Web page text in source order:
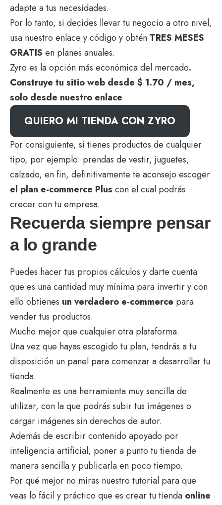
adapte a tus necesidades.
Por lo tanto, si decides llevar tu negocio a otro nivel,
usa nuestro enlace y código y obtén TRES MESES
GRATIS en planes anuales.
Zyro es la opción más económica del mercado.
Construye tu sitio web desde $ 1.70 / mes,
solo desde nuestro enlace
QUIERO MI TIENDA CON ZYRO
Por consiguiente, si tienes productos de cualquier
tipo, por ejemplo: prendas de vestir, juguetes,
calzado, en fin, definitivamente te aconsejo escoger
el plan e-commerce Plus con el cual podrás
crecer con tu empresa.
Recuerda siempre pensar
a lo grande
Puedes hacer tus propios cálculos y darte cuenta
que es una cantidad muy mínima para invertir y con
ello obtienes un verdadero e-commerce para
vender tus productos.
Mucho mejor que cualquier otra plataforma.
Una vez que hayas escogido tu plan, tendrás a tu
disposición un panel para comenzar a desarrollar tu
tienda.
Realmente es una herramienta muy sencilla de
utilizar, con la que podrás subir tus imágenes o
cargar imágenes sin derechos de autor.
Además de escribir contenido apoyado por
inteligencia artificial, poner a punto tu tienda de
manera sencilla y publicarla en poco tiempo.
Por qué mejor no miras nuestro tutorial para que
veas lo fácil y práctico que es crear tu tienda online